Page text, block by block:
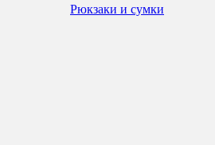
Рюкзаки и сумки